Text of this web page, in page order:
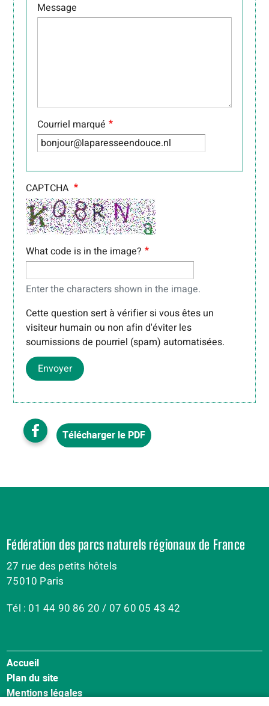
Message
Courriel marqué
CAPTCHA
What code is in the image?
Enter the characters shown in the image.
Cette question sert à vérifier si vous êtes un
visiteur humain ou non afin d'éviter les
soumissions de pourriel (spam) automatisées.
Envoyer
Télécharger le PDF
Fédération des parcs naturels régionaux de France
27 rue des petits hôtels
75010 Paris
Tél : 01 44 90 86 20 / 07 60 05 43 42
Menu
Pied
de
Accueil
Plan du site
Mentions légales